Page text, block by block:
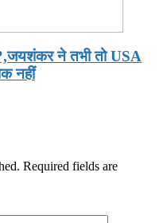
ने तभी तो USA
नहीं
Required fields are